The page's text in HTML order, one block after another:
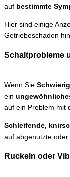
auf bestimmte
Hier sind einige
Getriebeschaden
Schaltprobleme
Wenn Sie
ein
auf ein Problem mit
Schleifende,
auf abgenutzte
Ruckeln oder